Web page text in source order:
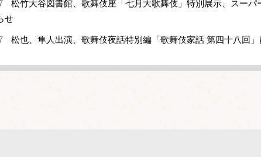
松竹大谷図書館、歌舞伎座「七月大歌舞伎」特別展示、スー
せ
松也、隼人出演、歌舞伎夜話特別編「歌舞伎家話 第四十八回